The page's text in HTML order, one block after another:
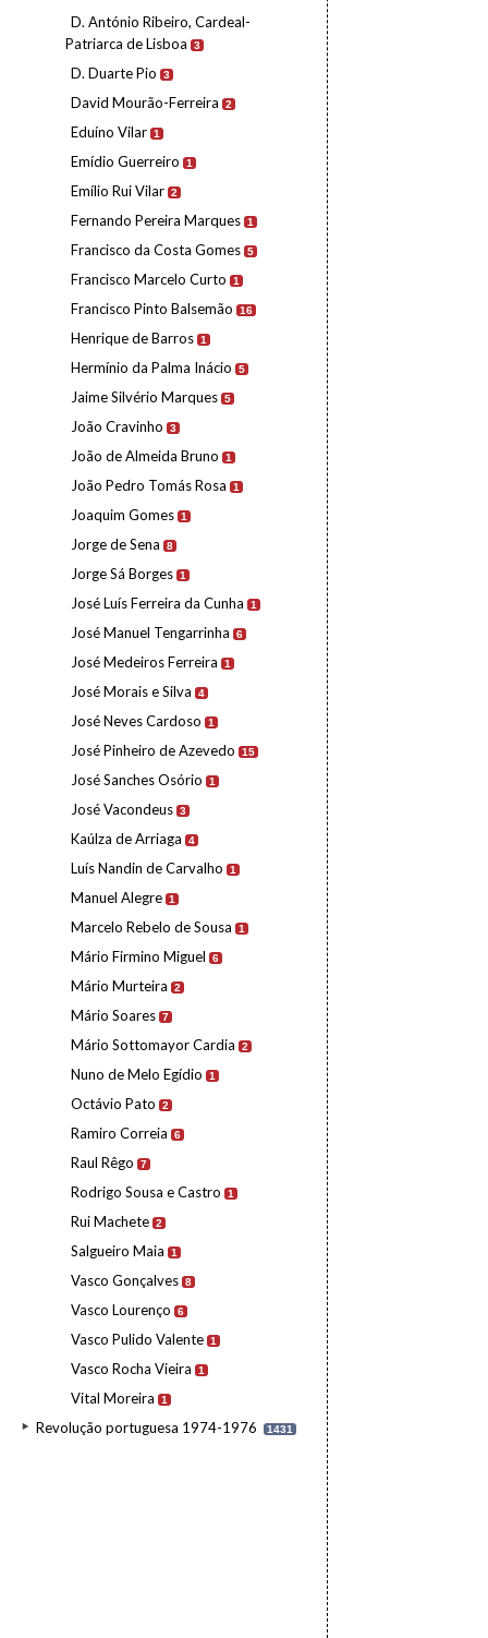
D. António Ribeiro, Cardeal-
Patriarca de Lisboa
3
D. Duarte Pio 3
David Mourão-Ferreira 2
Eduíno Vilar 1
Emídio Guerreiro 1
Emílio Rui Vilar 2
Fernando Pereira Marques 1
Francisco da Costa Gomes 5
Francisco Marcelo Curto 1
Francisco Pinto Balsemão 16
Henrique de Barros 1
Hermínio da Palma Inácio 5
Jaime Silvério Marques 5
João Cravinho 3
João de Almeida Bruno 1
João Pedro Tomás Rosa 1
Joaquim Gomes 1
Jorge de Sena 8
Jorge Sá Borges 1
José Luís Ferreira da Cunha 1
José Manuel Tengarrinha 6
José Medeiros Ferreira 1
José Morais e Silva 4
José Neves Cardoso 1
José Pinheiro de Azevedo 15
José Sanches Osório 1
José Vacondeus 3
Kaúlza de Arriaga 4
Luís Nandin de Carvalho 1
Manuel Alegre 1
Marcelo Rebelo de Sousa 1
Mário Firmino Miguel 6
Mário Murteira 2
Mário Soares 7
Mário Sottomayor Cardia 2
Nuno de Melo Egídio 1
Octávio Pato 2
Ramiro Correia 6
Raul Rêgo 7
Rodrigo Sousa e Castro 1
Rui Machete 2
Salgueiro Maia 1
Vasco Gonçalves 8
Vasco Lourenço 6
Vasco Pulido Valente 1
Vasco Rocha Vieira 1
Vital Moreira 1
Revolução portuguesa 1974-1976 1431